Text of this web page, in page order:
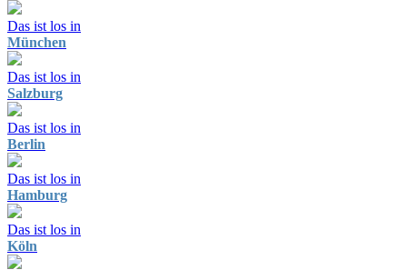
Das ist los in
München
Das ist los in
Salzburg
Das ist los in
Berlin
Das ist los in
Hamburg
Das ist los in
Köln